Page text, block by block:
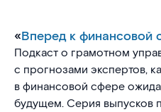
«Вперед к финансовой
Подкаст о грамотном
с прогнозами экспертов,
в финансовой сфере
будущем. Серия выпусков